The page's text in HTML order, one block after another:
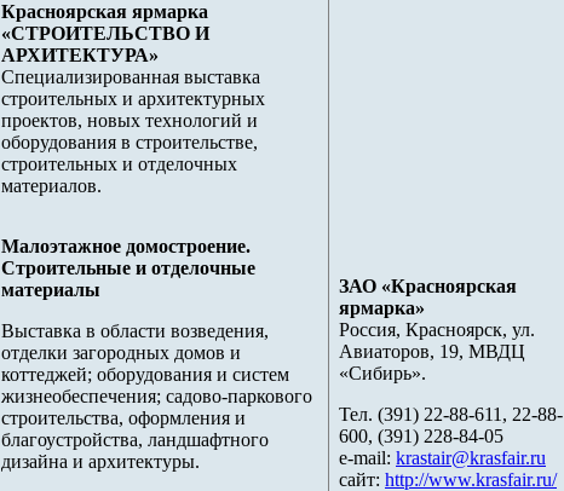
Красноярская ярмарка
«СТРОИТЕЛЬСТВО И
АРХИТЕКТУРА»
Специализированная выставка
строительных и архитектурных
проектов, новых технологий и
оборудования в строительстве,
строительных и отделочных
материалов.
Малоэтажное домостроение.
Строительные и отделочные
материалы
Выставка в области возведения,
отделки загородных домов и
коттеджей; оборудования и систем
жизнеобеспечения; садово-паркового
строительства, оформления и
благоустройства, ландшафтного
дизайна и архитектуры.
ЗАО «Красноярская
ярмарка»
Россия, Красноярск, ул.
Авиаторов, 19, МВДЦ
«Сибирь».
Тел. (391) 22-88-611, 22-88-
600, (391) 228-84-05
e-mail: krastair@krasfair.ru
сайт: http://www.krasfair.ru/